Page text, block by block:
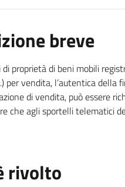
breve
di proprietà di beni mobili
per vendita, l’autentica della
di vendita, può essere
che agli sportelli telematici
rivolto